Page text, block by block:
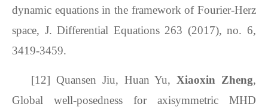
dynamic equations in the framework of Fourier-Herz
space, J. Differential Equations 263 (2017), no. 6,
3419-3459.
[12] Quansen Jiu, Huan Yu,Xiaoxin Zheng,
Global well-posedness for axisymmetric MHD